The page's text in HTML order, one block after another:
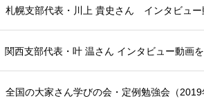
札幌支部代表・川上 貴史さん インタビュー
関西支部代表・叶 温さん インタビュー動画を
全国の大家さん学びの会・定例勉強会（2019